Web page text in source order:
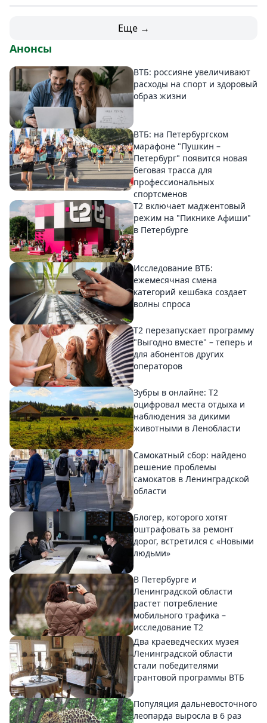
Еще →
Анонсы
ВТБ: россияне увеличивают
расходы на спорт и здоровый
образ жизни
ВТБ: на Петербургском
марафоне "Пушкин –
Петербург" появится новая
беговая трасса для
профессиональных
спортсменов
Т2 включает маджентовый
режим на "Пикнике Афиши"
в Петербурге
Исследование ВТБ:
ежемесячная смена
категорий кешбэка создает
волны спроса
Т2 перезапускает программу
"Выгодно вместе" – теперь и
для абонентов других
операторов
Зубры в онлайне: Т2
оцифровал места отдыха и
наблюдения за дикими
животными в Ленобласти
Самокатный сбор: найдено
решение проблемы
самокатов в Ленинградской
области
Блогер, которого хотят
оштрафовать за ремонт
дорог, встретился с «Новыми
людьми»
В Петербурге и
Ленинградской области
растет потребление
мобильного трафика –
исследование T2
Два краеведческих музея
Ленинградской области
стали победителями
грантовой программы ВТБ
Популяция дальневосточного
леопарда выросла в 6 раз